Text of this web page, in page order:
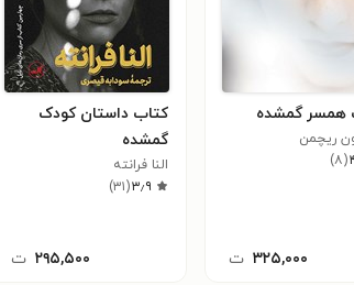
همسر گمشده
ریچمن
(۸)
۳۲۵,۰۰۰ ت
کتاب داستان کودک
گمشده
النا فرانته
۳٫۹(۳۱)
۲۹۵,۵۰۰ ت